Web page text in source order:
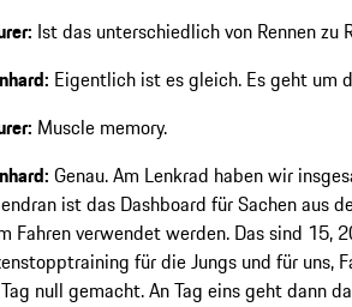
Ist das unterschiedlich von Rennen zu
Eigentlich ist es gleich. Es geht um
Muscle memory.
Genau. Am Lenkrad haben wir
ist das Dashboard für Sachen aus
Fahren verwendet werden. Das sind 15,
für die Jungs und für uns,
null gemacht. An Tag eins geht dann